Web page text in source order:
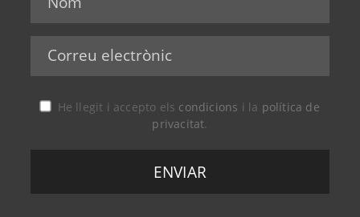
He llegit i accepto els condicions i la política de
privacitat.